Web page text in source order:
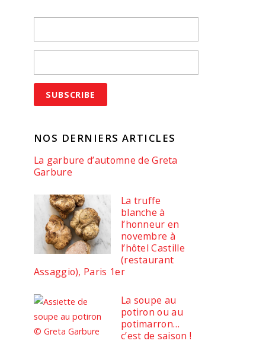
NOS DERNIERS ARTICLES
La garbure d’automne de Greta
Garbure
La truffe
blanche à
l’honneur en
novembre à
l’hôtel Castille
(restaurant
Assaggio), Paris 1er
La soupe au
potiron ou au
potimarron…
c’est de saison !